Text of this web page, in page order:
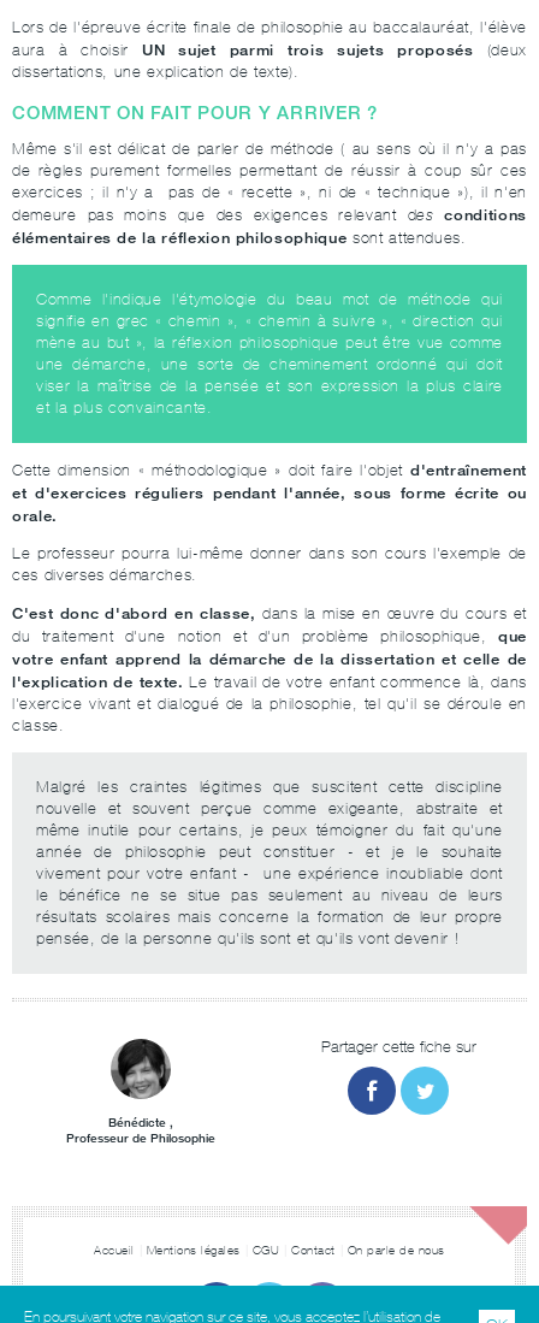
Lors de l'épreuve écrite finale de philosophie au baccalauréat, l'élève
aura à choisirUN sujet parmi trois sujets proposés (deux
dissertations, une explication de texte).
COMMENT ON FAIT POUR Y ARRIVER ?
Même s'il est délicat de parler de méthode ( au sens où il n'y a pas
de règles purement formelles permettant de réussir à coup sûr ces
exercices ; il n'y a pas de « recette », ni de « technique »), il n'en
demeure pas moins que des exigences relevant desconditions
élémentaires de la réflexion philosophique sont attendues.
Comme l'indique l'étymologie du beau mot de méthode qui
signifie en grec « chemin », « chemin à suivre », « direction qui
mène au but », la réflexion philosophique peut être vue comme
une démarche, une sorte de cheminement ordonné qui doit
viser la maîtrise de la pensée et son expression la plus claire
et la plus convaincante.
Cette dimension « méthodologique » doit faire l'objet d'entraînement
et d'exercices réguliers pendant l'année, sous forme écrite ou
orale.
Le professeur pourra lui-même donner dans son cours l'exemple de
ces diverses démarches.
C'est donc d'abord en classe, dans la mise en œuvre du cours et
du traitement d'une notion et d'un problème philosophique,que
votre enfant apprend la démarche de la dissertation et celle de
l'explication de texte. Le travail de votre enfant commence là, dans
l'exercice vivant et dialogué de la philosophie, tel qu'il se déroule en
classe.
Malgré les craintes légitimes que suscitent cette discipline
nouvelle et souvent perçue comme exigeante, abstraite et
même inutile pour certains, je peux témoigner du fait qu'une
année de philosophie peut constituer - et je le souhaite
vivement pour votre enfant - une expérience inoubliable dont
le bénéfice ne se situe pas seulement au niveau de leurs
résultats scolaires mais concerne la formation de leur propre
pensée, de la personne qu'ils sont et qu'ils vont devenir !
Bénédicte ,
Professeur de Philosophie
Partager cette fiche sur
Accueil Mentions légales CGU Contact On parle de nous
En poursuivant votre navigation sur ce site, vous acceptez l’utilisation de